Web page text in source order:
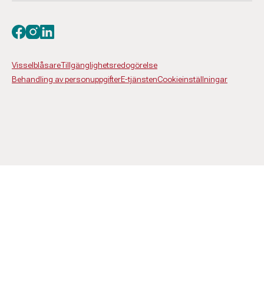
VisselblåsareTillgänglighetsredogörelse
Behandling av personuppgifterE-tjänstenCookieinställningar
Besök oss på facebook
Besök oss på instagram
Besök oss på linkedin